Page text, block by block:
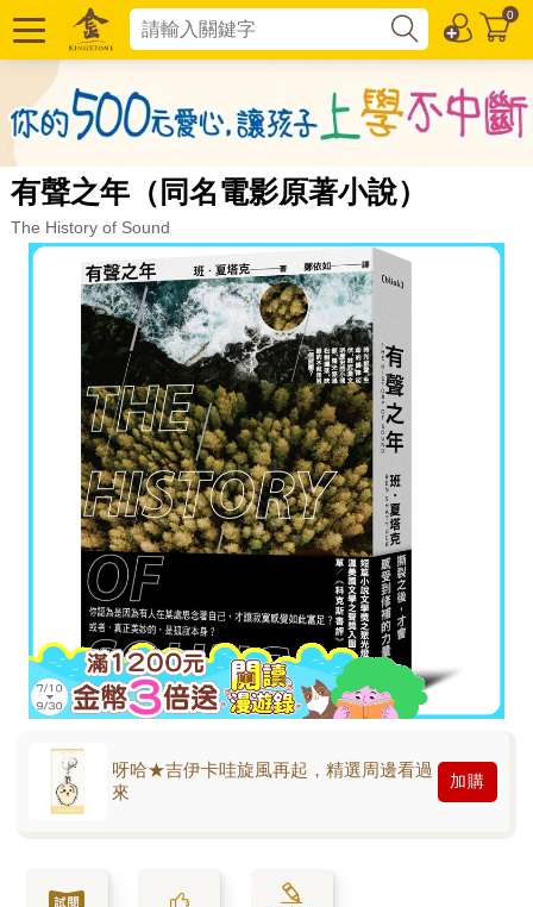
0
有聲之年（同名電影原著小說）
The History of Sound
呀哈★吉伊卡哇旋風再起，精選周邊看過
來
加購